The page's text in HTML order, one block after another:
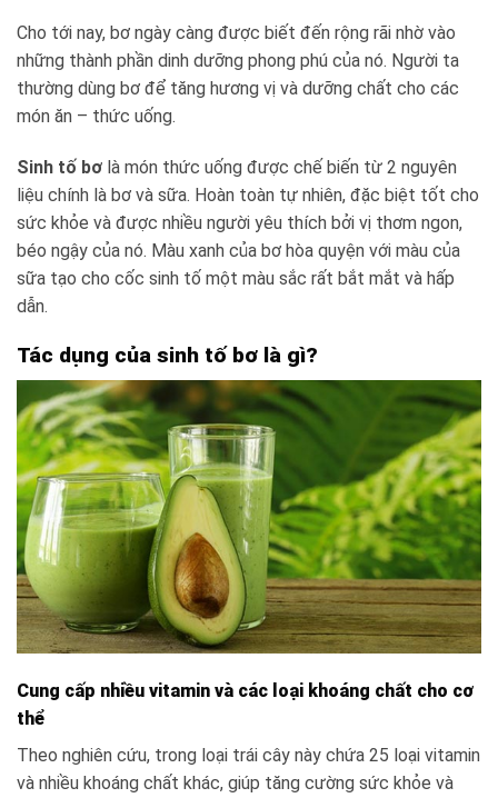
Cho tới nay, bơ ngày càng được biết đến rộng rãi nhờ vào
những thành phần dinh dưỡng phong phú của nó. Người ta
thường dùng bơ để tăng hương vị và dưỡng chất cho các
món ăn – thức uống.
Sinh tố bơ là món thức uống được chế biến từ 2 nguyên
liệu chính là bơ và sữa. Hoàn toàn tự nhiên, đặc biệt tốt cho
sức khỏe và được nhiều người yêu thích bởi vị thơm ngon,
béo ngậy của nó. Màu xanh của bơ hòa quyện với màu của
sữa tạo cho cốc sinh tố một màu sắc rất bắt mắt và hấp
dẫn.
Tác dụng của sinh tố bơ là gì?
Cung cấp nhiều vitamin và các loại khoáng chất cho cơ
thể
Theo nghiên cứu, trong loại trái cây này chứa 25 loại vitamin
và nhiều khoáng chất khác, giúp tăng cường sức khỏe và